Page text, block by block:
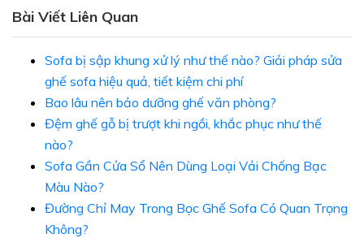
Bài Viết Liên Quan
Sofa bị sập khung xử lý như thế nào? Giải pháp sửa
ghế sofa hiệu quả, tiết kiệm chi phí
Bao lâu nên bảo dưỡng ghế văn phòng?
Đệm ghế gỗ bị trượt khi ngồi, khắc phục như thế
nào?
Sofa Gần Cửa Sổ Nên Dùng Loại Vải Chống Bạc
Màu Nào?
Đường Chỉ May Trong Bọc Ghế Sofa Có Quan Trọng
Không?